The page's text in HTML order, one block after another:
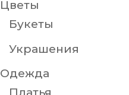
Цветы
Букеты
Украшения
Одежда